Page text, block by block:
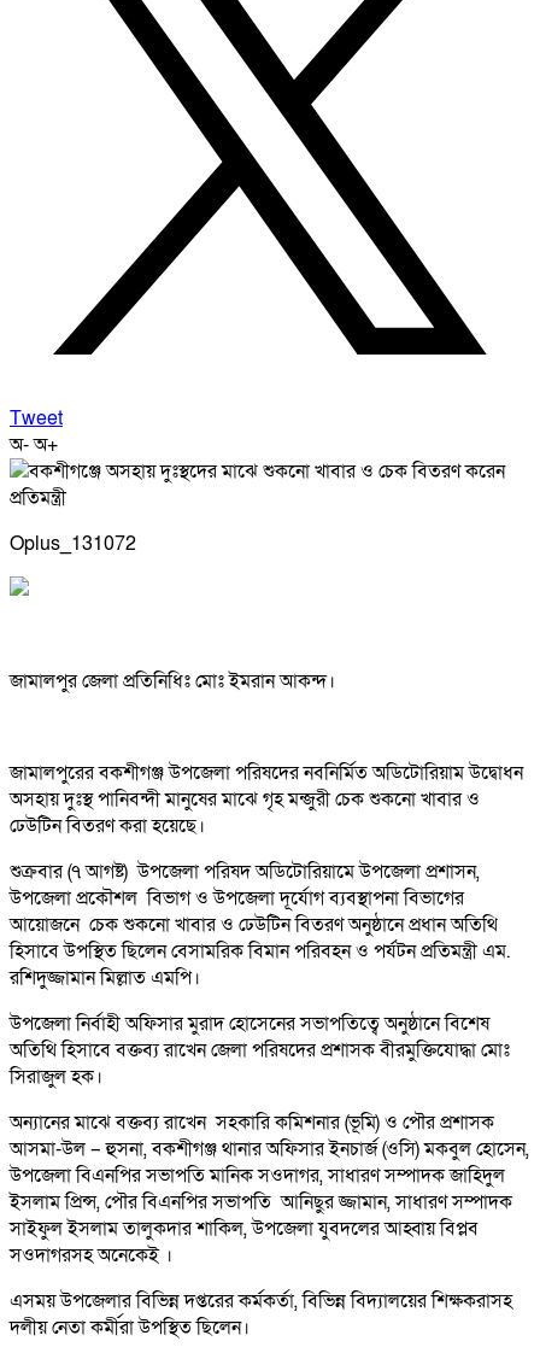
Tweet
অ-অ+
Oplus_131072
জামালপুর জেলা প্রতিনিধিঃ মোঃ ইমরান আকন্দ।
জামালপুরের বকশীগঞ্জ উপজেলা পরিষদের নবনির্মিত অডিটোরিয়াম উদ্বোধন
অসহায় দুঃস্থ পানিবন্দী মানুষের মাঝে গৃহ মন্জুরী চেক শুকনো খাবার ও
ঢেউটিন বিতরণ করা হয়েছে।
শুক্রবার (৭ আগষ্ট) উপজেলা পরিষদ অডিটোরিয়ামে উপজেলা প্রশাসন,
উপজেলা প্রকৌশল বিভাগ ও উপজেলা দূর্যোগ ব্যবস্থাপনা বিভাগের
আয়োজনে চেক শুকনো খাবার ও ঢেউটিন বিতরণ অনুষ্ঠানে প্রধান অতিথি
হিসাবে উপস্থিত ছিলেন বেসামরিক বিমান পরিবহন ও পর্যটন প্রতিমন্ত্রী এম.
রশিদুজ্জামান মিল্লাত এমপি।
উপজেলা নির্বাহী অফিসার মুরাদ হোসেনের সভাপতিত্বে অনুষ্ঠানে বিশেষ
অতিথি হিসাবে বক্তব্য রাখেন জেলা পরিষদের প্রশাসক বীরমুক্তিযোদ্ধা মোঃ
সিরাজুল হক।
অন্যানের মাঝে বক্তব্য রাখেন সহকারি কমিশনার (ভূমি) ও পৌর প্রশাসক
আসমা-উল – হুসনা, বকশীগঞ্জ থানার অফিসার ইনচার্জ (ওসি) মকবুল হোসেন,
উপজেলা বিএনপির সভাপতি মানিক সওদাগর, সাধারণ সম্পাদক জাহিদুল
ইসলাম প্রিন্স, পৌর বিএনপির সভাপতি আনিছুর জ্জামান, সাধারণ সম্পাদক
সাইফুল ইসলাম তালুকদার শাকিল, উপজেলা যুবদলের আহ্বায় বিপ্লব
সওদাগরসহ অনেকেই ।
এসময় উপজেলার বিভিন্ন দপ্তরের কর্মকর্তা, বিভিন্ন বিদ্যালয়ের শিক্ষকরাসহ
দলীয় নেতা কর্মীরা উপস্থিত ছিলেন।